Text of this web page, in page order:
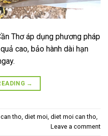
Thơ áp dụng phương pháp
cao, bảo hành dài hạn
→
can tho diet moi diet moi can tho
Leave a comment